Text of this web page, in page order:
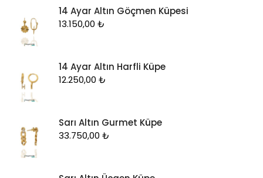
Küpe
Piercing
Şahmeran
Yüzük
14 Ayar Altın Göçmen Küpesi
13.150,00 ₺
14 Ayar Altın Harfli Küpe
12.250,00 ₺
Sarı Altın Gurmet Küpe
33.750,00 ₺